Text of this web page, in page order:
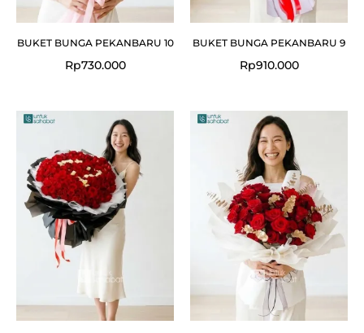
BUKET BUNGA PEKANBARU 10
Rp730.000
BUKET BUNGA PEKANBARU 9
Rp910.000